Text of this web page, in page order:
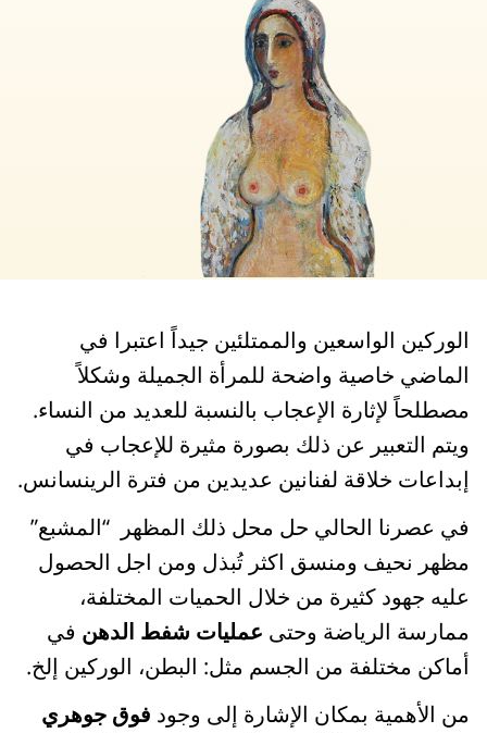
الوركين الواسعين والممتلئين جيداً اعتبرا في
الماضي خاصية واضحة للمرأة الجميلة وشكلاً
مصطلحاً لإثارة الإعجاب بالنسبة للعديد من النساء.
ويتم التعبير عن ذلك بصورة مثيرة للإعجاب في
إبداعات خلاقة لفنانين عديدين من فترة الرينسانس.
في عصرنا الحالي حل محل ذلك المظهر “المشبع”
مظهر نحيف ومنسق اكثر تُبذل ومن اجل الحصول
عليه جهود كثيرة من خلال الحميات المختلفة،
ممارسة الرياضة وحتى عمليات شفط الدهن في
أماكن مختلفة من الجسم مثل: البطن، الوركين إلخ.
من الأهمية بمكان الإشارة إلى وجود فوق جوهري